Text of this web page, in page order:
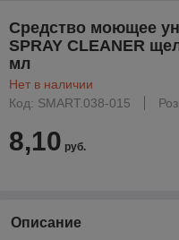
Средство моющее
SPRAY CLEANER
мл
Нет в наличии
Код: SMART.038-015
8,10 руб.
Описание